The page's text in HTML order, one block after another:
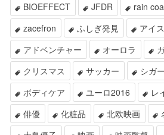
BIOEFFECT JFDR rain
zacefron
ふしぎ発見
アイ
アドベンチャー
オーロラ
クリスマス
サッカー シガ
ボディケア
ユーロ2016
レ
俳優
化粧品 北欧映画